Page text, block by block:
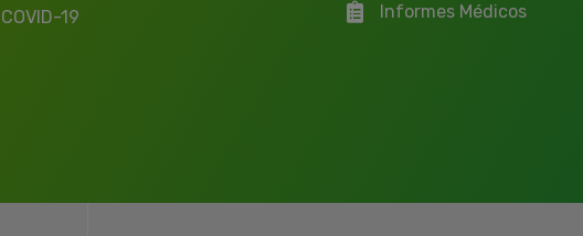
COVID-19
Informes Médicos